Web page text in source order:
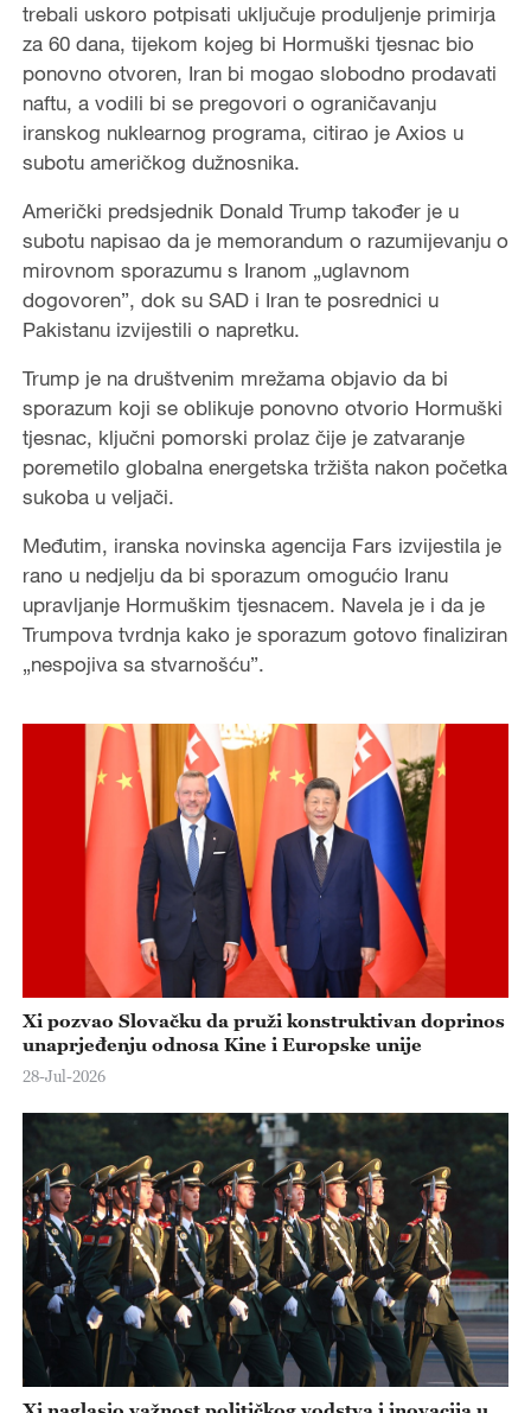
trebali uskoro potpisati uključuje produljenje primirja
za 60 dana, tijekom kojeg bi Hormuški tjesnac bio
ponovno otvoren, Iran bi mogao slobodno prodavati
naftu, a vodili bi se pregovori o ograničavanju
iranskog nuklearnog programa, citirao je Axios u
subotu američkog dužnosnika.
Američki predsjednik Donald Trump također je u
subotu napisao da je memorandum o razumijevanju o
mirovnom sporazumu s Iranom „uglavnom
dogovoren”, dok su SAD i Iran te posrednici u
Pakistanu izvijestili o napretku.
Trump je na društvenim mrežama objavio da bi
sporazum koji se oblikuje ponovno otvorio Hormuški
tjesnac, ključni pomorski prolaz čije je zatvaranje
poremetilo globalna energetska tržišta nakon početka
sukoba u veljači.
Međutim, iranska novinska agencija Fars izvijestila je
rano u nedjelju da bi sporazum omogućio Iranu
upravljanje Hormuškim tjesnacem. Navela je i da je
Trumpova tvrdnja kako je sporazum gotovo finaliziran
„nespojiva sa stvarnošću”.
Xi pozvao Slovačku da pruži konstruktivan doprinos
unaprjeđenju odnosa Kine i Europske unije
28-Jul-2026